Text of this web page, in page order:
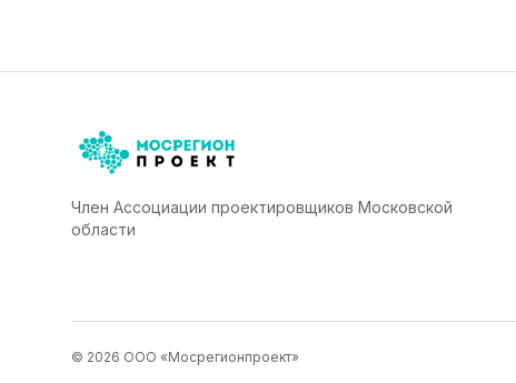
Член Ассоциации проектировщиков Московской
области
© 2026 ООО «Мосрегионпроект»